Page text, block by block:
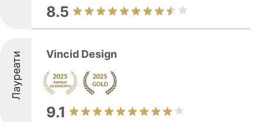
8.5
Лауреати Vincid Design
9.1